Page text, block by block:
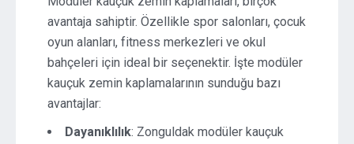
avantaja sahiptir. Özellikle spor salonları, çocuk
oyun alanları, fitness merkezleri ve okul
bahçeleri için ideal bir seçenektir. İşte modüler
kauçuk zemin kaplamalarının sunduğu bazı
avantajlar:
Dayanıklılık: Zonguldak modüler kauçuk